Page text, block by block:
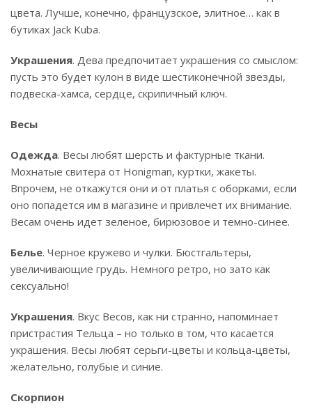
цвета. Лучше, конечно, французское, элитное… как в
бутиках Jack Kuba.
Украшения. Дева предпочитает украшения со смыслом:
пусть это будет кулон в виде шестиконечной звезды,
подвеска-хамса, сердце, скрипичный ключ.
Весы
Одежда. Весы любят шерсть и фактурные ткани.
Мохнатые свитера от Honigman, куртки, жакеты.
Впрочем, не откажутся они и от платья с оборками, если
оно попадется им в магазине и привлечет их внимание.
Весам очень идет зеленое, бирюзовое и темно-синее.
Белье. Черное кружево и чулки. Бюстгальтеры,
увеличивающие грудь. Немного ретро, но зато как
сексуально!
Украшения. Вкус Весов, как ни странно, напоминает
пристрастия Тельца – но только в том, что касается
украшения. Весы любят серьги-цветы и кольца-цветы,
желательно, голубые и синие.
Скорпион